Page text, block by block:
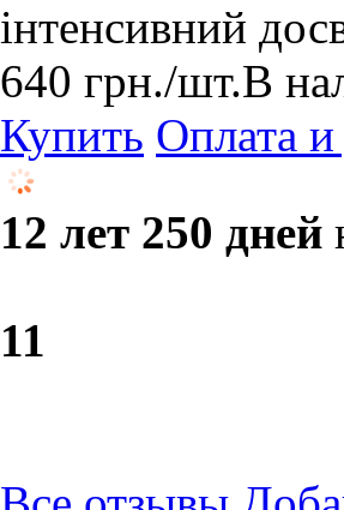
інтенсивний
640 грн./шт.В
Купить Оплата и
12 лет 250 дней
11